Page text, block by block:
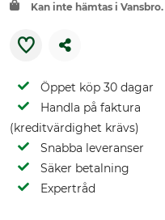
Kan inte hämtas i Vansbro.
Öppet köp 30 dagar
Handla på faktura
(kreditvärdighet krävs)
Snabba leveranser
Säker betalning
Expertråd